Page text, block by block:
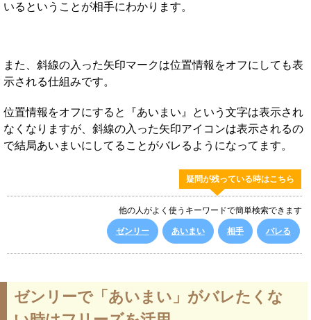
いるということが相手にわかります。
また、斜線の入った矢印マークは位置情報をオフにしても表
示される仕組みです。
位置情報をオフにすると『あいまい』という文字は表示され
なくなりますが、斜線の入った矢印アイコンは表示されるの
で結局あいまいにしてることがバレるようになってます。
疑問が残っている時はこちら
他の人がよく使うキーワードで簡単検索できます
ゼンリー あいまい 相手 バレる
ゼンリーで「あいまい」がバレたくな